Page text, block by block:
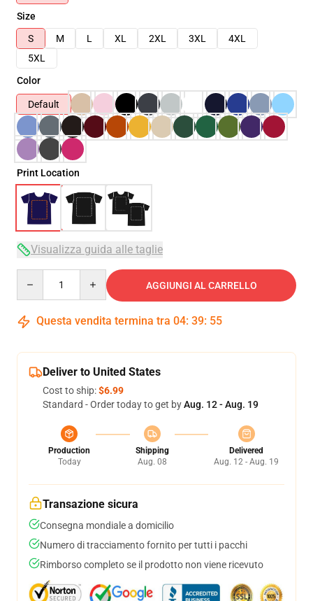
Size
S
M L XL 2XL 3XL
4XL
5XL
Color
Default
Print Location
Visualizza guida alle taglie
AGGIUNGI AL CARRELLO
Questa vendita termina tra 04: 39: 54
Deliver to United States
Cost to ship:$6.99
Standard - Order today to get byAug. 12 - Aug. 19
Production
Today
Shipping
Aug. 08
Delivered
Aug. 12 - Aug. 19
Transazione sicura
Consegna mondiale a domicilio
Numero di tracciamento fornito per tutti i pacchi
Rimborso completo se il prodotto non viene ricevuto